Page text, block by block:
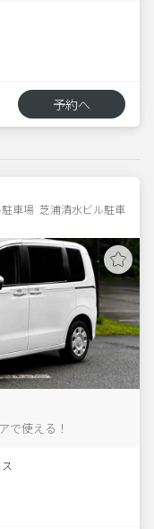
予約へ
車場  芝浦清水ビル駐車
で使える！